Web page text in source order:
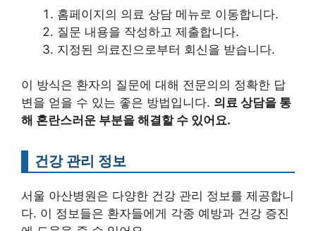
홈페이지의 의료 상담 메뉴로 이동합니다.
질문 내용을 작성하고 제출합니다.
지정된 의료진으로부터 회신을 받습니다.
이 방식은 환자의 질문에 대해 전문의의 정확한 답
변을 얻을 수 있는 좋은 방법입니다. 의료 상담을 통
해 혼란스러운 부분을 해결할 수 있어요.
건강 관리 정보
서울 아산병원은 다양한 건강 관리 정보를 제공합니
다. 이 정보들은 환자들에게 각종 예방과 건강 증진